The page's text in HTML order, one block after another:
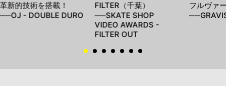
革新的技術を搭載！
──OJ - DOUBLE DURO
FILTER（千葉）
──SKATE SHOP
VIDEO AWARDS -
FILTER OUT
フルヴァ